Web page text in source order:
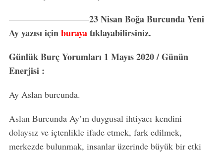
—————————23 Nisan Boğa Burcunda Yeni
Ay yazısı içinburayatıklayabilirsiniz.
Günlük Burç Yorumları 1 Mayıs 2020 / Günün
Enerjisi :
Ay Aslan burcunda.
Aslan Burcunda Ay’ın duygusal ihtiyacı kendini
dolaysız ve içtenlikle ifade etmek, fark edilmek,
merkezde bulunmak, insanlar üzerinde büyük bir etki